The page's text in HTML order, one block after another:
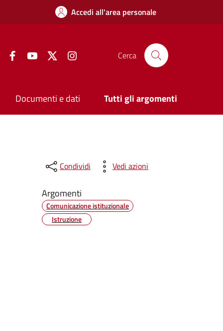
Accedi all'area personale
FacebookYouTube Twitter Cerca
Documenti e dati Tutti gli argomenti
Condividi Vedi azioni
Argomenti
Comunicazione istituzionale
Istruzione